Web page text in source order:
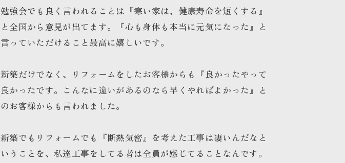
勉強会でも良く言われることは『寒い家は、健康寿命を短くする』
と全国から意見が出てます。『心も身体も本当に元気になった』と
言っていただけること最高に嬉しいです。
新築だけでなく、リフォームをしたお客様からも『良かったやって
良かったです。こんなに違いがあるのなら早くやればよかった』と
のお客様からも言われました。
新築でもリフォームでも『断熱気密』を考えた工事は凄いんだなと
いうことを、私達工事をしてる者は全員が感じてることなんです。